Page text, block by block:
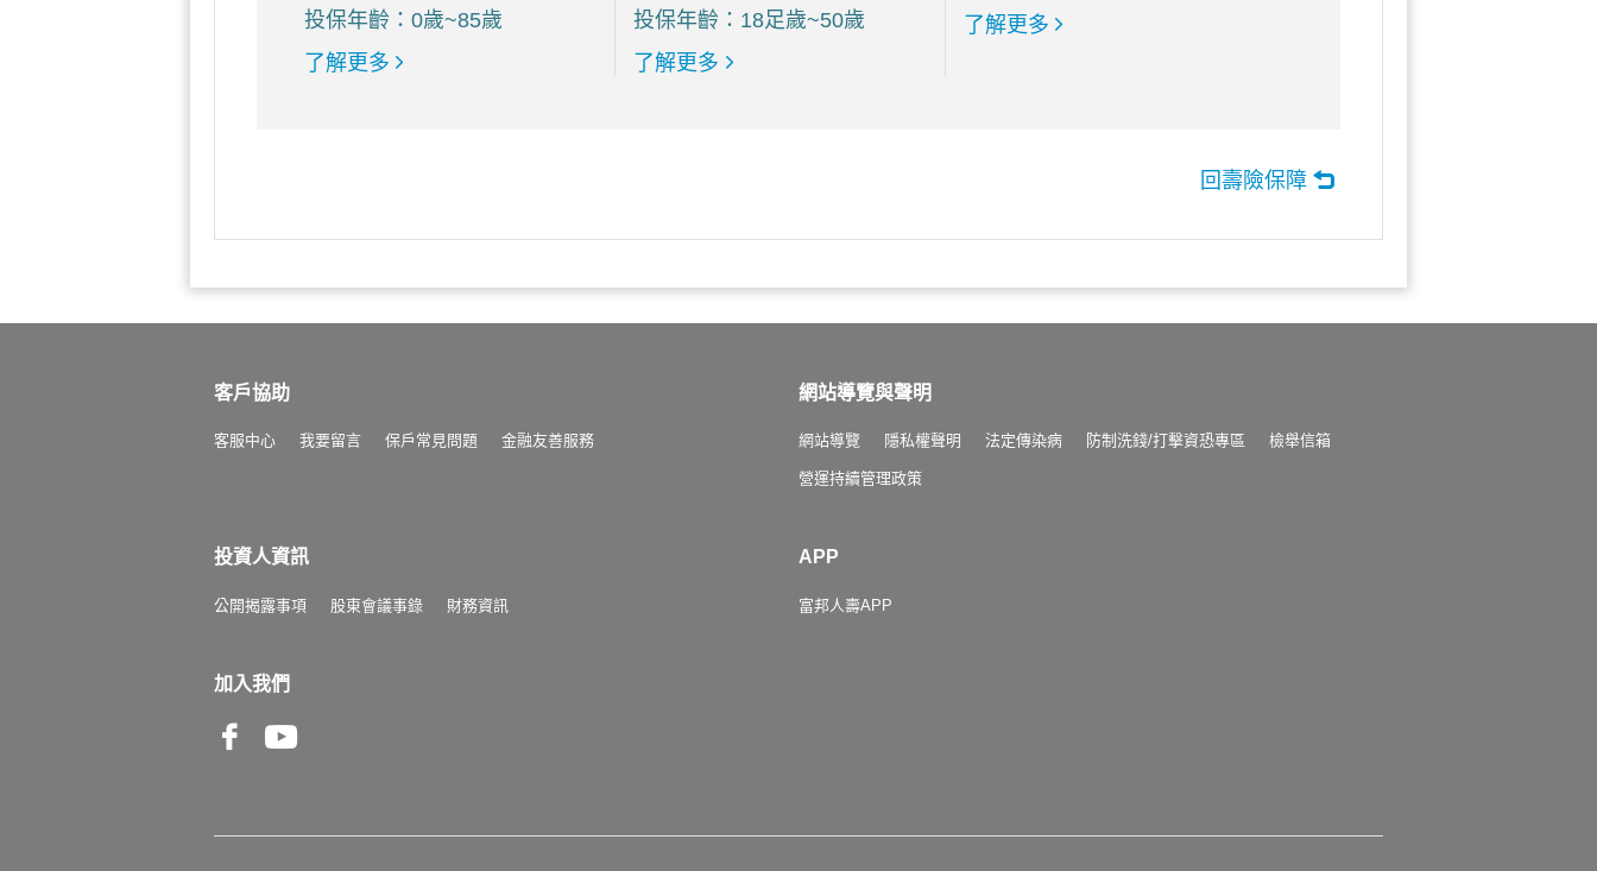
投保年齡：0歲~85歲
了解更多
投保年齡：18足歲~50歲
了解更多
了解更多
回壽險保障
客戶協助
客服中心 我要留言 保戶常見問題 金融友善服務
網站導覽與聲明
網站導覽 隱私權聲明 法定傳染病 防制洗錢/打擊資恐專區 檢舉信箱
營運持續管理政策
投資人資訊
公開揭露事項 股東會議事錄 財務資訊
APP
富邦人壽APP
加入我們